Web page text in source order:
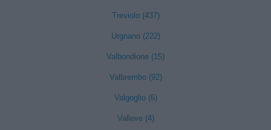
Treviolo (437)
Urgnano (222)
Valbondione (15)
Valbrembo (92)
Valgoglio (6)
Valleve (4)